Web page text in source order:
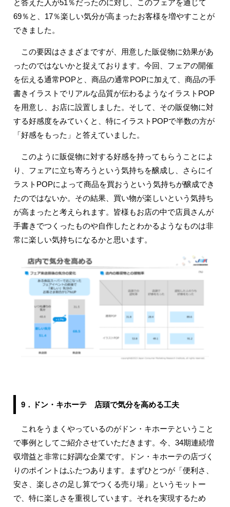
と答えた人が51％だったのに対し、このフェアを通じて
69％と、17％楽しい気分が高まったお客様を増やすことが
できました。
この要因はさまざまですが、用意した販促物に効果があ
ったのではないかと捉えております。今回、フェアの開催
を伝える通常POPと、商品の通常POPに加えて、商品の手
書きイラストでリアルな品質が伝わるようなイラストPOP
を用意し、お店に設置しました。そして、その販促物に対
する好感度をみていくと、特にイラストPOPで半数の方が
「好感をもった」と答えていました。
このように販促物に対する好感を持ってもらうことによ
り、フェアに立ち寄ろうという気持ちを醸成し、さらにイ
ラストPOPによって商品を買おうという気持ちが醸成でき
たのではないか。その結果、買い物が楽しいという気持ち
が高まったと考えられます。皆様もお店の中で店員さんが
手書きでつくったものや自作したとわかるようなものは非
常に楽しい気持ちになるかと思います。
9．ドン・キホーテ 店頭で気分を高める工夫
これをうまくやっているのがドン・キホーテということ
で事例としてご紹介させていただきます。今、34期連続増
収増益と非常に好調な企業です。ドン・キホーテの店づく
りのポイントはふたつあります。まずひとつが「便利さ、
安さ、楽しさの足し算でつくる売り場」というモットー
で、特に楽しさを重視しています。それを実現するため